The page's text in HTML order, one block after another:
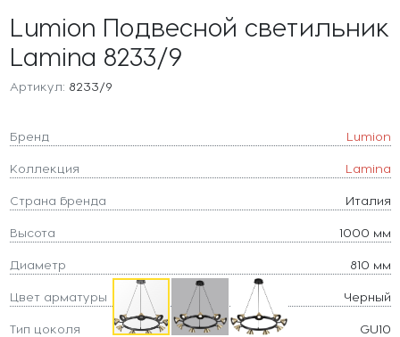
Lumion Подвесной светильник
Lamina 8233/9
Артикул: 8233/9
Бренд Lumion
Коллекция Lamina
Страна бренда Италия
Высота 1000 мм
Диаметр 810 мм
Цвет арматуры Черный
Тип цоколя GU10